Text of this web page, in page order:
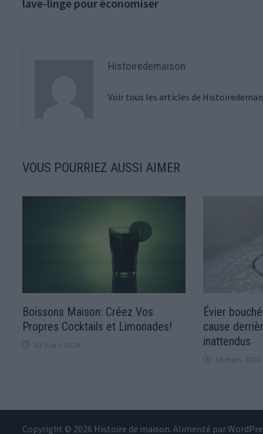
l’article
lave-linge pour économiser
Histoiredemaison
Voir tous les articles de
VOUS POURRIEZ AUSSI AIMER
Boissons Maison: Créez Vos
Propres Cocktails et Limonades!
23 mars 2024
Évier
cause
inattendus
16 mars 2026
Copyright © 2026 Histoire de maison. Alimenté par